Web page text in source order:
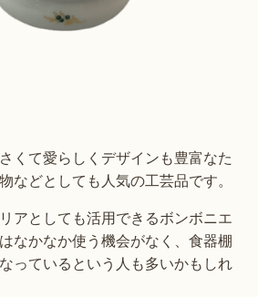
くて愛らしくデザインも豊富なた
などとしても人気の工芸品です。
アとしても活用できるボンボニエ
なかなか使う機会がなく、食器棚
っているという人も多いかもしれ